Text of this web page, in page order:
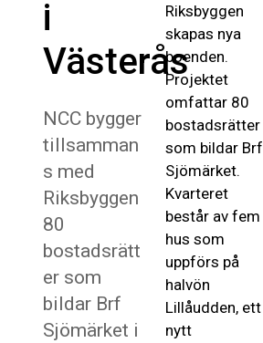
i
Västerås
NCC bygger
tillsamman
s med
Riksbyggen
80
bostadsrätt
er som
bildar Brf
Sjömärket i
Riksbyggen
skapas nya
boenden.
Projektet
omfattar 80
bostadsrätter
som bildar Brf
Sjömärket.
Kvarteret
består av fem
hus som
uppförs på
halvön
Lillåudden, ett
nytt